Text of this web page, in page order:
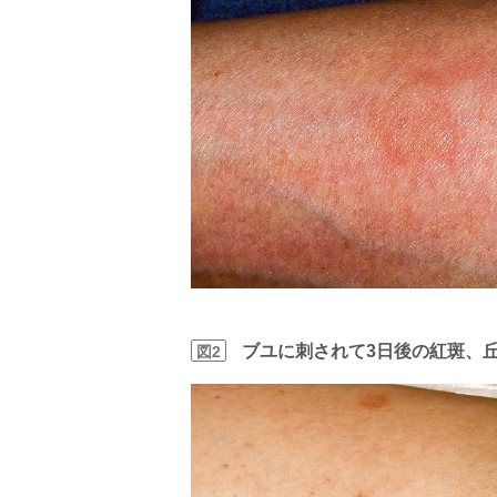
図2 ブユに刺されて3日後の紅斑、